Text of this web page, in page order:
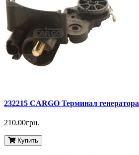
232215 CARGO Терминал генератора
210.00грн.
Купить